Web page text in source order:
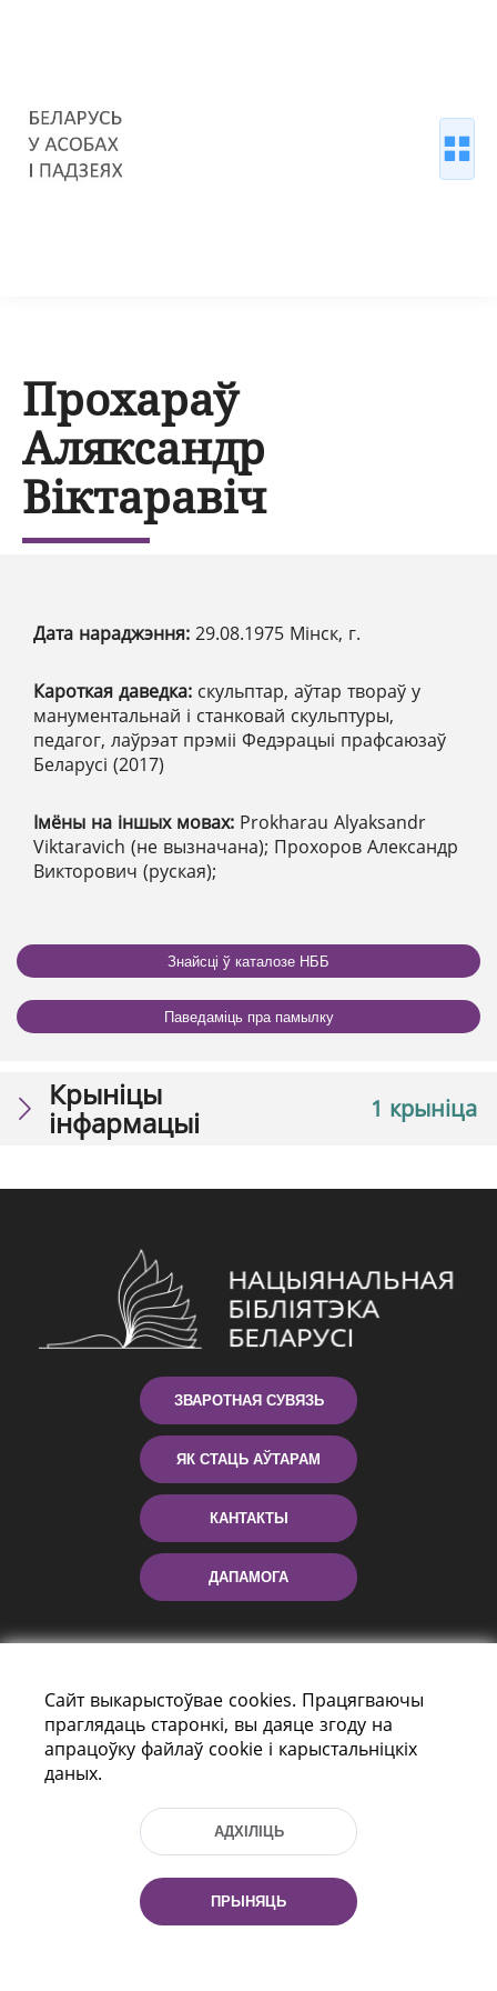
Прохараў
Аляксандр
Віктаравіч
Дата нараджэння: 29.08.1975 Мінск, г.
Кароткая даведка: скульптар, аўтар твораў у
манументальнай і станковай скульптуры,
педагог, лаўрэат прэміі Федэрацыі прафсаюзаў
Беларусі (2017)
Імёны на іншых мовах: Prokharau Alyaksandr
Viktaravich (не вызначана); Прохоров Александр
Викторович (руская);
Знайсці ў каталозе НББ
Паведаміць пра памылку
1 крыніца
Крыніцы
інфармацыі
ЗВАРОТНАЯ СУВЯЗЬ
ЯК СТАЦЬ АЎТАРАМ
КАНТАКТЫ
ДАПАМОГА
праспект Незалежнасці 116
г. Мiнск, Рэспубліка Беларусь, 220114
Тэл.: (+375 17) 368 37 37, Факс: (+375 17)
Эл. пошта: inbox@nlb.by
Сайт выкарыстоўвае cookies. Працягваючы
праглядаць старонкі, вы даяце згоду на
апрацоўку файлаў cookie і карыстальніцкіх
даных.
АДХІЛІЦЬ
ПРЫНЯЦЬ